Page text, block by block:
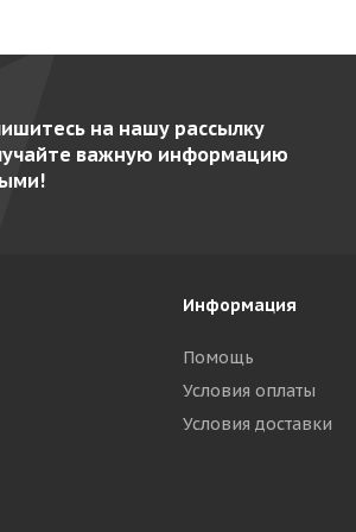
на нашу рассылку
важную информацию
Информация
Помощь
Условия оплаты
Условия доставки